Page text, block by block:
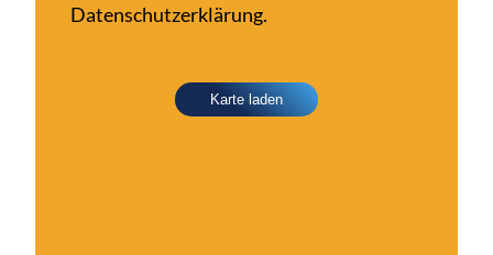
Datenschutzerklärung.
Karte laden